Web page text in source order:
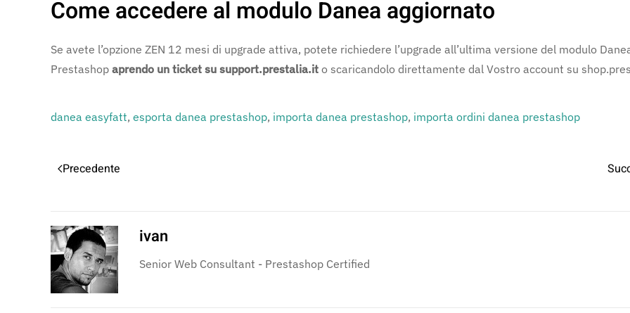
Come accedere al modulo Danea aggiornato
Se avete l’opzione ZEN 12 mesi di upgrade attiva, potete richiedere l’upgrade all’ultima versione del modulo
Prestashop aprendo un ticket su support.prestalia.it o scaricandolo direttamente dal Vostro account su
danea easyfatt, esporta danea prestashop, importa danea prestashop, importa ordini danea prestashop
Precedente
ivan
Senior Web Consultant - Prestashop Certified